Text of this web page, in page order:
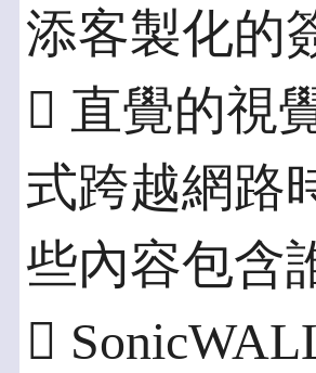
添客製化的
 直覺的視
式跨越網路
些內容包含
